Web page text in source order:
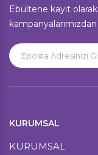
Ebültene kayıt
KURUMSAL
KURUMSAL